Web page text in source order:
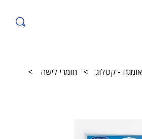
אומגה - קטלוג > חומרי לישה
>